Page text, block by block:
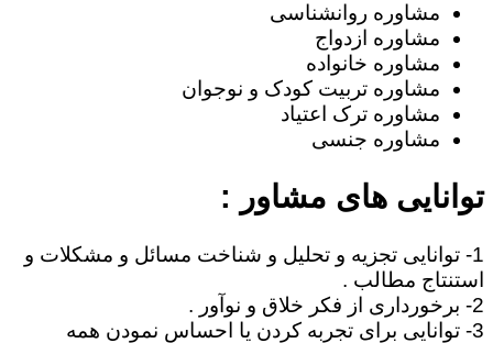
مشاوره روانشناسی
مشاوره ازدواج
مشاوره خانواده
مشاوره تربیت کودک و نوجوان
مشاوره ترک اعتیاد
مشاوره جنسی
توانایی های مشاور :
1- توانایی تجزیه و تحلیل و شناخت مسائل و مشکلات و
استنتاج مطالب .
2- برخورداری از فکر خلاق و نوآور .
3- توانایی برای تجربه کردن یا احساس نمودن همه